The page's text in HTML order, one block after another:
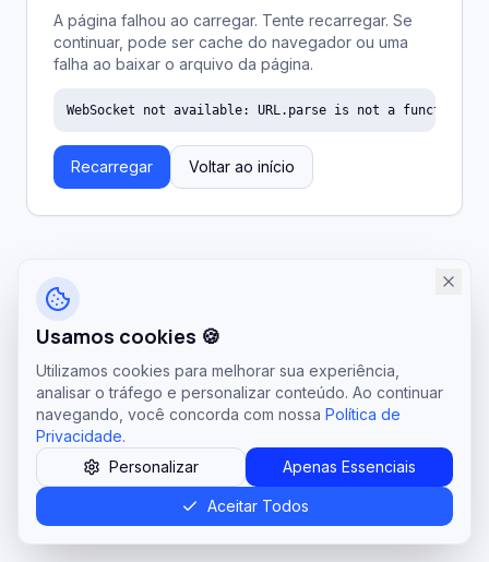
A página falhou ao carregar. Tente recarregar. Se
continuar, pode ser cache do navegador ou uma
falha ao baixar o arquivo da página.
WebSocket not available: URL.parse is not a function
Recarregar Voltar ao início
Usamos cookies 🍪
Utilizamos cookies para melhorar sua experiência,
analisar o tráfego e personalizar conteúdo. Ao continuar
navegando, você concorda com nossa Política de
Privacidade.
Personalizar
Apenas Essenciais
Aceitar Todos